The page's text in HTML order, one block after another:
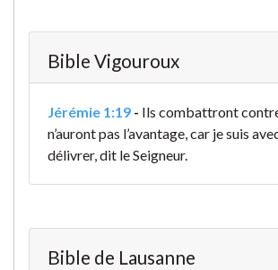
Bible Vigouroux
Jérémie 1:19 - Ils combattront
n’auront pas l’avantage, car je suis
délivrer, dit le Seigneur.
Bible de Lausanne